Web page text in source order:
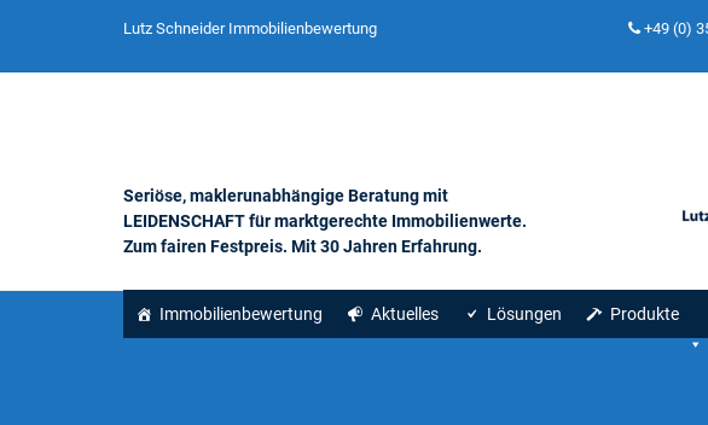
Lutz Schneider Immobilienbewertung +49 (0)
Seriöse, maklerunabhängige Beratung mit
LEIDENSCHAFT für marktgerechte Immobilienwerte.
Zum fairen Festpreis. Mit 30 Jahren Erfahrung.
Immobilienbewertung Aktuelles Lösungen Produkte